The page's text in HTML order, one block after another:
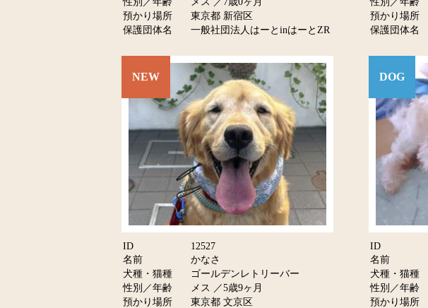
預かり場所
東京都 新宿区
保護団体名
一般社団法人はーとinはーとZR
預かり場所
保護団体名
NEW
ID
12527
名前
かなさ
犬種・猫種
ゴールデンレトリーバー
性別／年齢
メス ／5歳9ヶ月
預かり場所
東京都 文京区
DOG
ID
名前
犬種・猫種
性別／年齢
預かり場所